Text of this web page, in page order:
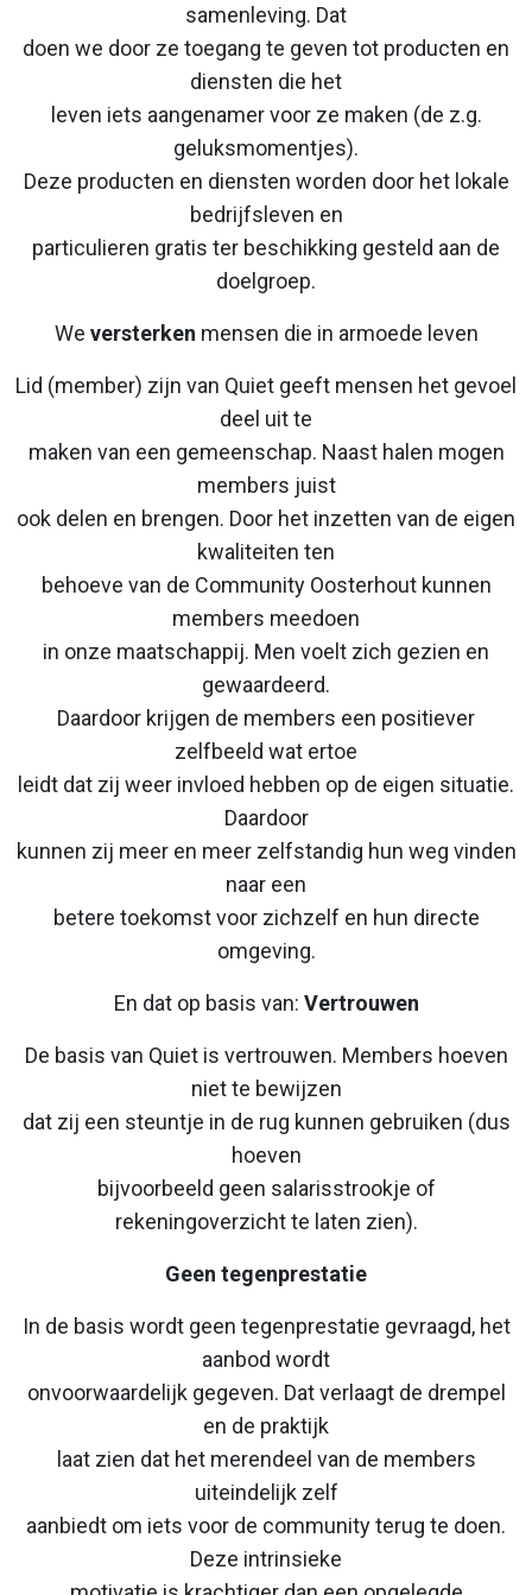
samenleving. Dat
doen we door ze toegang te geven tot producten en
diensten die het
leven iets aangenamer voor ze maken (de z.g.
geluksmomentjes).
Deze producten en diensten worden door het lokale
bedrijfsleven en
particulieren gratis ter beschikking gesteld aan de
doelgroep.
We versterken mensen die in armoede leven
Lid (member) zijn van Quiet geeft mensen het gevoel
deel uit te
maken van een gemeenschap. Naast halen mogen
members juist
ook delen en brengen. Door het inzetten van de eigen
kwaliteiten ten
behoeve van de Community Oosterhout kunnen
members meedoen
in onze maatschappij. Men voelt zich gezien en
gewaardeerd.
Daardoor krijgen de members een positiever
zelfbeeld wat ertoe
leidt dat zij weer invloed hebben op de eigen situatie.
Daardoor
kunnen zij meer en meer zelfstandig hun weg vinden
naar een
betere toekomst voor zichzelf en hun directe
omgeving.
En dat op basis van: Vertrouwen
De basis van Quiet is vertrouwen. Members hoeven
niet te bewijzen
dat zij een steuntje in de rug kunnen gebruiken (dus
hoeven
bijvoorbeeld geen salarisstrookje of
rekeningoverzicht te laten zien).
Geen tegenprestatie
In de basis wordt geen tegenprestatie gevraagd, het
aanbod wordt
onvoorwaardelijk gegeven. Dat verlaagt de drempel
en de praktijk
laat zien dat het merendeel van de members
uiteindelijk zelf
aanbiedt om iets voor de community terug te doen.
Deze intrinsieke